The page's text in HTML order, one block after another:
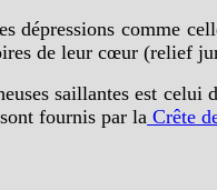
dépressions comme
de leur cœur (relief
saillantes est
fournis par la Crête